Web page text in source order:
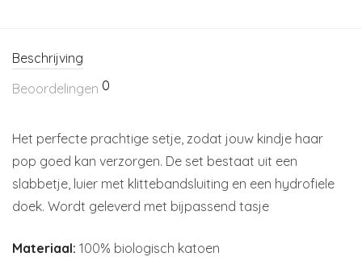
Beschrijving
Beoordelingen 0
Het perfecte prachtige setje, zodat jouw kindje haar
pop goed kan verzorgen. De set bestaat uit een
slabbetje, luier met klittebandsluiting en een hydrofiele
doek. Wordt geleverd met bijpassend tasje
Materiaal: 100% biologisch katoen